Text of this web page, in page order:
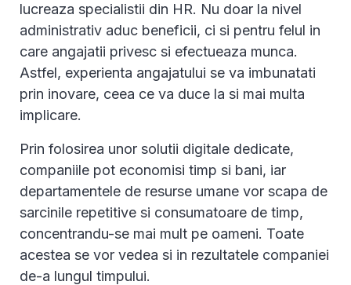
lucreaza specialistii din HR. Nu doar la nivel
administrativ aduc beneficii, ci si pentru felul in
care angajatii privesc si efectueaza munca.
Astfel, experienta angajatului se va imbunatati
prin inovare, ceea ce va duce la si mai multa
implicare.
Prin folosirea unor solutii digitale dedicate,
companiile pot economisi timp si bani, iar
departamentele de resurse umane vor scapa de
sarcinile repetitive si consumatoare de timp,
concentrandu-se mai mult pe oameni. Toate
acestea se vor vedea si in rezultatele companiei
de-a lungul timpului.